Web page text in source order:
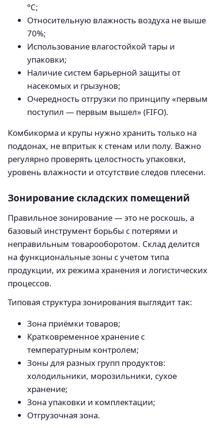
°C;
Относительную влажность воздуха не выше
70%;
Использование влагостойкой тары и
упаковки;
Наличие систем барьерной защиты от
насекомых и грызунов;
Очередность отгрузки по принципу «первым
поступил — первым вышел» (FIFO).
Комбикорма и крупы нужно хранить только на
поддонах, не впритык к стенам или полу. Важно
регулярно проверять целостность упаковки,
уровень влажности и отсутствие следов плесени.
Зонирование складских помещений
Правильное зонирование — это не роскошь, а
базовый инструмент борьбы с потерями и
неправильным товарооборотом. Склад делится
на функциональные зоны с учетом типа
продукции, их режима хранения и логистических
процессов.
Типовая структура зонирования выглядит так:
Зона приёмки товаров;
Кратковременное хранение с
температурным контролем;
Зоны для разных групп продуктов:
холодильники, морозильники, сухое
хранение;
Зона упаковки и комплектации;
Отгрузочная зона.